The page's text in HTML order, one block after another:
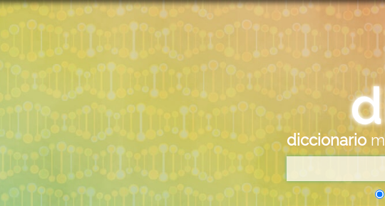
diccionario